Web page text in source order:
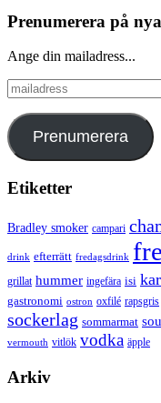
Prenumerera på
Ange din mailadress...
mailadress
Prenumerera
Etiketter
Bradley smoker campari
drink efterrätt fredagsdrink
grillat hummer ingefära isi
gastronomi ostron oxfilé rapsgris
sockerlag sommarmat
vermouth vitlök vodka äpple
Arkiv